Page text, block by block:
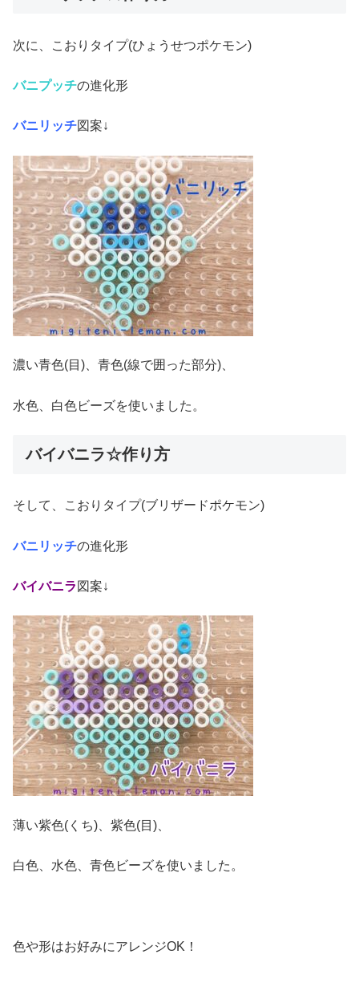
次に、こおりタイプ(ひょうせつポケモン)
バニプッチの進化形
バニリッチ図案↓
濃い青色(目)、青色(線で囲った部分)、
水色、白色ビーズを使いました。
バイバニラ☆作り方
そして、こおりタイプ(ブリザードポケモン)
バニリッチの進化形
バイバニラ 図案↓
薄い紫色(くち)、紫色(目)、
白色、水色、青色ビーズを使いました。
色や形はお好みにアレンジOK！